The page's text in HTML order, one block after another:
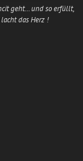
geht… und so erfüllt,
das Herz !